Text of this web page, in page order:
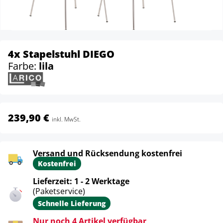
4x Stapelstuhl DIEGO
Farbe: lila
239,90 € inkl. MwSt.
Versand und Rücksendung kostenfrei
Kostenfrei
Lieferzeit: 1 - 2 Werktage
(Paketservice)
Schnelle Lieferung